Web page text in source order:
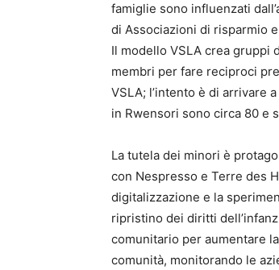
famiglie sono influenzati
di Associazioni di risparmio
Il modello VSLA crea gruppi
membri per fare reciproci
VSLA; l’intento è di arrivare
in Rwensori sono circa 80 e
La tutela dei minori è
con Nespresso e Terre des
digitalizzazione e la
ripristino dei diritti
comunitario per aumentare
comunità, monitorando le